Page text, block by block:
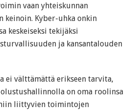
vaan yhteiskunnan
keinoin. Kyber-uhka onkin
keskeiseksi tekijäksi
ja kansantalouden
ei välttämättä erikseen tarvita,
on oma roolinsa
liittyvien toimintojen